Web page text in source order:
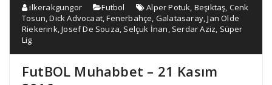
ilkerakgungor Futbol Alper Potuk, Beşiktaş, Cenk
Tosun,Dick Advocaat,Fenerbahçe, Galatasaray,Jan Olde
Riekerink,Josef De Souza, Selçuk İnan, Serdar Aziz, Süper
Lig
FutBOL Muhabbet – 21 Kasım